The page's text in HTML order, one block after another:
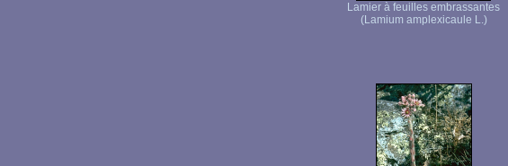
Lamier à feuilles embrassantes
(Lamium amplexicaule L.)